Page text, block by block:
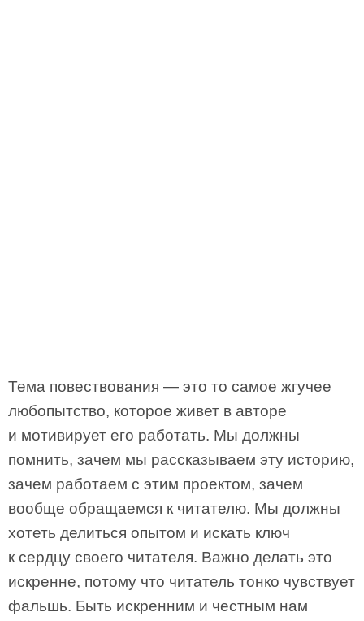
Тема повествования — это то самое жгучее
любопытство, которое живет в авторе
и мотивирует его работать. Мы должны
помнить, зачем мы рассказываем эту историю,
зачем работаем с этим проектом, зачем
вообще обращаемся к читателю. Мы должны
хотеть делиться опытом и искать ключ
к сердцу своего читателя. Важно делать это
искренне, потому что читатель тонко чувствует
фальшь. Быть искренним и честным нам